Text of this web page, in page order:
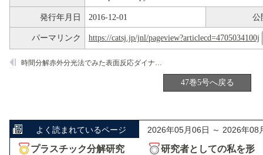
発行年月日 2016-12-01 公
パーマリンク https://catsj.jp/jnl/pageview?articlecd=4705034100j
時間分解赤外分光法でみた表面反応ダイナミクス
47巻5号へ戻る
よく読まれているページ 2026年05月06日 ～ 2026年08
プラスチック分解研究
研究者としての私を形